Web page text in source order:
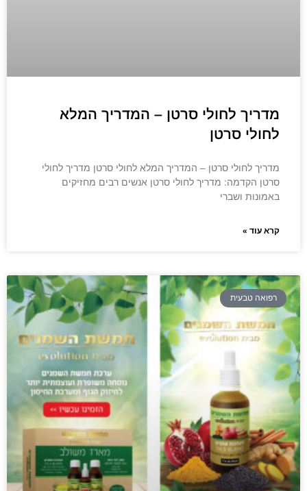
מדריך לחולי סרטן – המדריך המלא
לחולי סרטן
מדריך לחולי סרטן – המדריך המלא לחולי סרטן מדריך לחולי
סרטן הקדמה: מדריך לחולי סרטן אנשים רבים מחזיקים
באמונות ושברי
קרא עוד »
רפואה טבעית